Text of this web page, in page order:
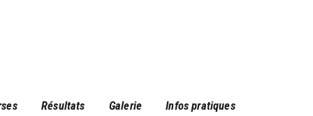
Résultats Galerie Infos pratiques